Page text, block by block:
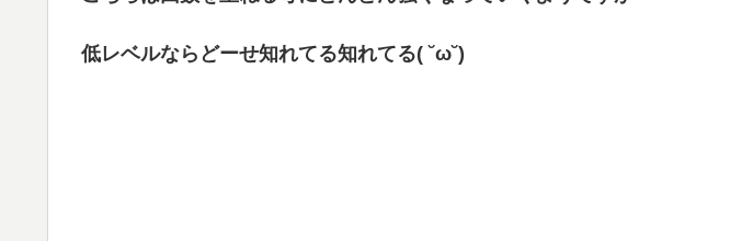
低レベルならどーせ知れてる知れてる( ˘ω˘)